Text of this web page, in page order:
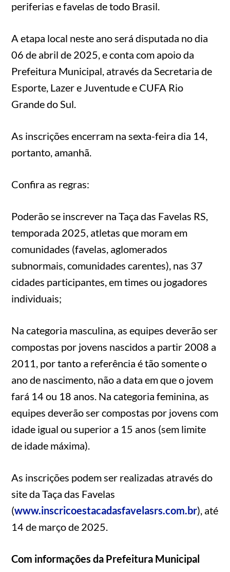
periferias e favelas de todo Brasil.
A etapa local neste ano será disputada no dia
06 de abril de 2025, e conta com apoio da
Prefeitura Municipal, através da Secretaria de
Esporte, Lazer e Juventude e CUFA Rio
Grande do Sul.
As inscrições encerram na sexta-feira dia 14,
portanto, amanhã.
Confira as regras:
Poderão se inscrever na Taça das Favelas RS,
temporada 2025, atletas que moram em
comunidades (favelas, aglomerados
subnormais, comunidades carentes), nas 37
cidades participantes, em times ou jogadores
individuais;
Na categoria masculina, as equipes deverão ser
compostas por jovens nascidos a partir 2008 a
2011, por tanto a referência é tão somente o
ano de nascimento, não a data em que o jovem
fará 14 ou 18 anos. Na categoria feminina, as
equipes deverão ser compostas por jovens com
idade igual ou superior a 15 anos (sem limite
de idade máxima).
As inscrições podem ser realizadas através do
site da Taça das Favelas
(www.inscricoestacadasfavelasrs.com.br), até
14 de março de 2025.
Com informações da Prefeitura Municipal